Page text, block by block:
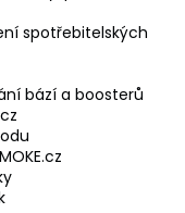
spotřebitelských
bází a boosterů